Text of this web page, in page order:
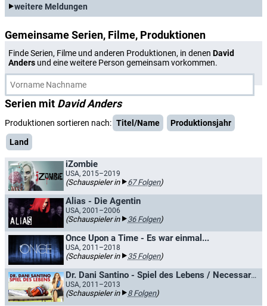
weitere Meldungen
Gemeinsame Serien, Filme, Produktionen
Finde Serien, Filme und anderen Produktionen, in denen David
Anders und eine weitere Person gemeinsam vorkommen.
Serien mit David Anders
Produktionen sortieren nach: Titel/Name
Produktionsjahr
Land
iZombie
USA, 2015–2019
(Schauspieler in 67 Folgen)
Alias - Die Agentin
USA, 2001–2006
(Schauspieler in 36 Folgen)
Once Upon a Time - Es war einmal...
USA, 2011–2018
(Schauspieler in 35 Folgen)
Dr. Dani Santino - Spiel des Lebens / Necessary Roughness
USA, 2011–2013
(Schauspieler in 8 Folgen)